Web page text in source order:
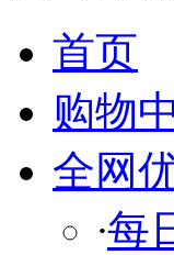
首页
购物
全网
·每